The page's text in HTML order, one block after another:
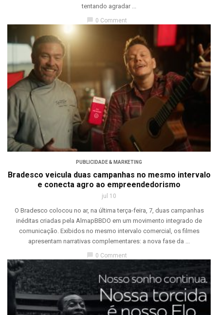
tentando agradar ...
chat_bubble 0 Comment
PUBLICIDADE & MARKETING
Bradesco veicula duas campanhas no mesmo intervalo
e conecta agro ao empreendedorismo
jul 10
O Bradesco colocou no ar, na última terça-feira, 7, duas campanhas
inéditas criadas pela AlmapBBDO em um movimento integrado de
comunicação. Exibidos no mesmo intervalo comercial, os filmes
apresentam narrativas complementares: a nova fase da ...
chat_bubble 0 Comment